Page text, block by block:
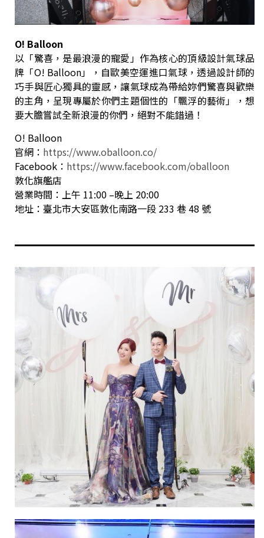
O! Balloon
以「驚喜，是最浪漫的寵愛」作為核心的頂級設計氣球品
牌「O! Balloon」，自歐美空運進口氣球，透過設計師的
巧手與匠心獨具的靈感，讓氣球成為帶給妳們驚喜與歡樂
的主角，呈現專屬於你們主題個性的「飄浮的藝術」，想
要大膽嘗試全新浪漫的你們，絕對不能錯過！
O! Balloon
官網： https://www.oballoon.co/
Facebook： https://www.facebook.com/oballoon
敦化旗艦店
營業時間：上午 11:00 –晚上 20:00
地址：臺北市大安區敦化南路一段 233 巷 48 號